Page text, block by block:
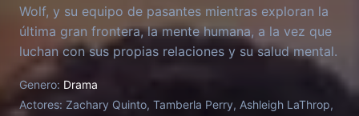
Wolf, y su equipo de pasantes mientras exploran la
última gran frontera, la mente humana, a la vez que
luchan con sus propias relaciones y su salud mental.
Genero: Drama
Actores: Zachary Quinto, Tamberla Perry, Ashleigh LaThrop,